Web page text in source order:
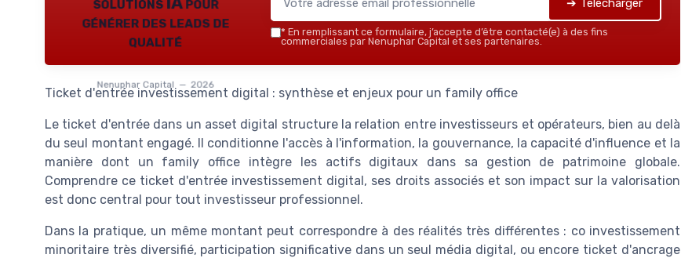
générer des leads de
qualité
Nenuphar Capital — 2026
➔ Télécharger
* En remplissant ce formulaire, j’accepte d’être contacté(e) à des fins
commerciales par Nenuphar Capital et ses partenaires.
Ticket d'entrée investissement digital : synthèse et enjeux pour un family office
Le ticket d'entrée dans un asset digital structure la relation entre investisseurs et opérateurs, bien au delà
du seul montant engagé. Il conditionne l'accès à l'information, la gouvernance, la capacité d'influence et la
manière dont un family office intègre les actifs digitaux dans sa gestion de patrimoine globale.
Comprendre ce ticket d'entrée investissement digital, ses droits associés et son impact sur la valorisation
est donc central pour tout investisseur professionnel.
Dans la pratique, un même montant peut correspondre à des réalités très différentes : co investissement
minoritaire très diversifié, participation significative dans un seul média digital, ou encore ticket d'ancrage